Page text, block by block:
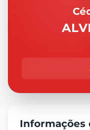
Informações